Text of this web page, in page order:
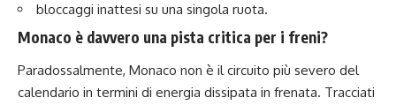
bloccaggi inattesi su una singola ruota.
Monaco è davvero una pista critica per i freni?
Paradossalmente, Monaco non è il circuito più severo del
calendario in termini di energia dissipata in frenata. Tracciati